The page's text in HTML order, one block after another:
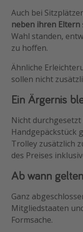
Auch bei
neben ihren Eltern
Wahl standen,
zu hoffen.
Ähnliche
sollen nicht
Ein Ärgernis
Nicht
Handgepäckstück
Trolley zusätzlich
des Preises
Ab wann
Ganz
Mitgliedstaaten
Formsache.